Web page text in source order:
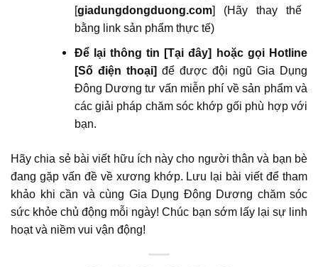
[giadungdongduong.com] (Hãy thay thế
bằng link sản phẩm thực tế)
Để lại thông tin [Tại đây] hoặc gọi Hotline
[Số điện thoại] để được đội ngũ Gia Dụng
Đông Dương tư vấn miễn phí về sản phẩm và
các giải pháp chăm sóc khớp gối phù hợp với
bạn.
Hãy chia sẻ bài viết hữu ích này cho người thân và bạn bè
đang gặp vấn đề về xương khớp. Lưu lại bài viết để tham
khảo khi cần và cùng Gia Dụng Đông Dương chăm sóc
sức khỏe chủ động mỗi ngày! Chúc bạn sớm lấy lại sự linh
hoạt và niềm vui vận động!